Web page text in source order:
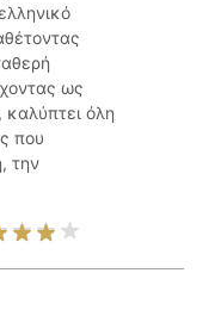
ως
όλη
που
την